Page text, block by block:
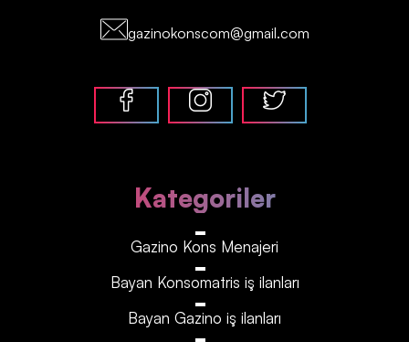
gazinokonscom@gmail.com
Kategoriler
Gazino Kons Menajeri
Bayan Konsomatris iş ilanları
Bayan Gazino iş ilanları